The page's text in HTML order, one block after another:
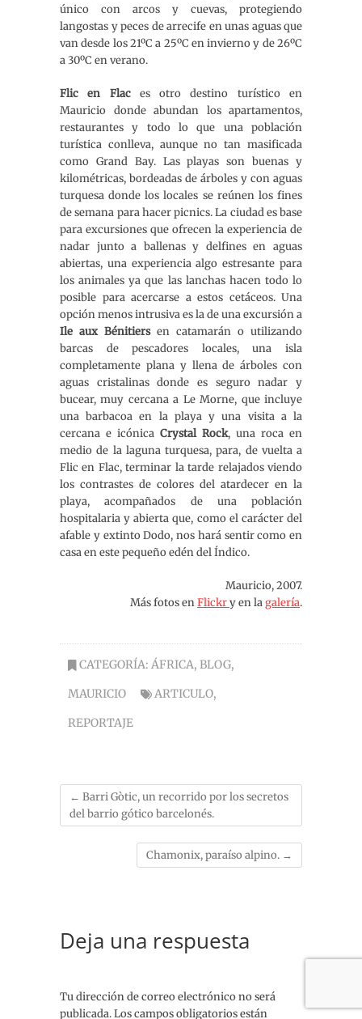
único con arcos y cuevas, protegiendo
langostas y peces de arrecife en unas aguas que
van desde los 21ºC a 25ºC en invierno y de 26ºC
a 30ºC en verano.
Flic en Flac es otro destino turístico en
Mauricio donde abundan los apartamentos,
restaurantes y todo lo que una población
turística conlleva, aunque no tan masificada
como Grand Bay. Las playas son buenas y
kilométricas, bordeadas de árboles y con aguas
turquesa donde los locales se reúnen los fines
de semana para hacer picnics. La ciudad es base
para excursiones que ofrecen la experiencia de
nadar junto a ballenas y delfines en aguas
abiertas, una experiencia algo estresante para
los animales ya que las lanchas hacen todo lo
posible para acercarse a estos cetáceos. Una
opción menos intrusiva es la de una excursión a
Ile aux Bénitiersen catamarán o utilizando
barcas de pescadores locales, una isla
completamente plana y llena de árboles con
aguas cristalinas donde es seguro nadar y
bucear, muy cercana a Le Morne, que incluye
una barbacoa en la playa y una visita a la
cercana e icónica Crystal Rock, una roca en
medio de la laguna turquesa, para, de vuelta a
Flic en Flac, terminar la tarde relajados viendo
los contrastes de colores del atardecer en la
playa, acompañados de una población
hospitalaria y abierta que, como el carácter del
afable y extinto Dodo, nos hará sentir como en
casa en este pequeño edén del Índico.
Mauricio, 2007.
Más fotos enFlickry en lagalería.
CATEGORÍA: ÁFRICA, BLOG,
MAURICIO
ARTICULO,
REPORTAJE
← Barri Gòtic, un recorrido por los secretos
del barrio gótico barcelonés.
Chamonix, paraíso alpino. →
Deja una respuesta
Tu dirección de correo electrónico no será
publicada.Los campos obligatorios están